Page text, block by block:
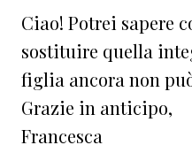
Ciao! Potrei sapere
sostituire quella
figlia ancora non
Grazie in anticipo,
Francesca